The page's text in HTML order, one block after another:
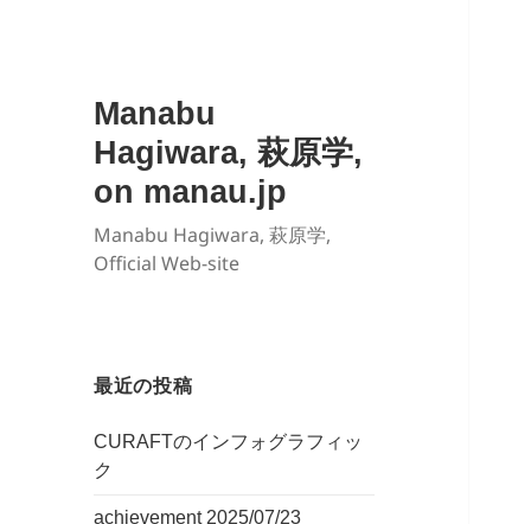
Manabu
Hagiwara, 萩原学,
on manau.jp
Manabu Hagiwara, 萩原学,
Official Web-site
最近の投稿
CURAFTのインフォグラフィッ
ク
achievement 2025/07/23